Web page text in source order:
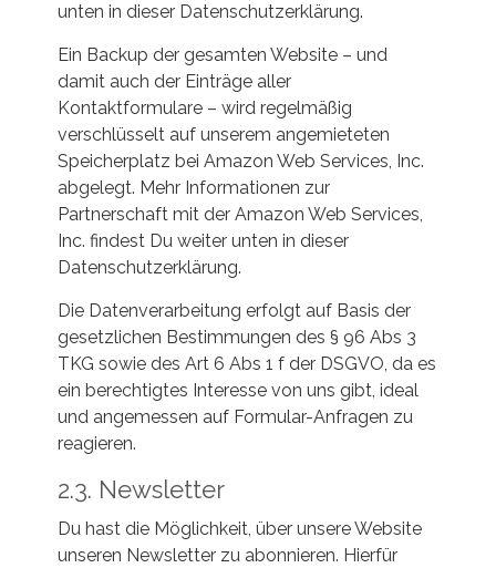
unten in dieser Datenschutzerklärung.
Ein Backup der gesamten Website – und
damit auch der Einträge aller
Kontaktformulare – wird regelmäßig
verschlüsselt auf unserem angemieteten
Speicherplatz bei Amazon Web Services, Inc.
abgelegt. Mehr Informationen zur
Partnerschaft mit der Amazon Web Services,
Inc. findest Du weiter unten in dieser
Datenschutzerklärung.
Die Datenverarbeitung erfolgt auf Basis der
gesetzlichen Bestimmungen des § 96 Abs 3
TKG sowie des Art 6 Abs 1 f der DSGVO, da es
ein berechtigtes Interesse von uns gibt, ideal
und angemessen auf Formular-Anfragen zu
reagieren.
2.3. Newsletter
Du hast die Möglichkeit, über unsere Website
unseren Newsletter zu abonnieren. Hierfür